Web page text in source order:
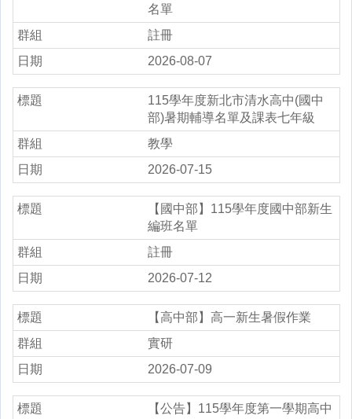
名單
註冊
2026-08-07
115學年度新北市清水高中(國中
部)暑期輔導名單及課表七年級
教學
2026-07-15
【國中部】115學年度國中部新生
編班名單
註冊
2026-07-12
【高中部】高一新生暑假作業
實研
2026-07-09
【公告】115學年度第一學期高中